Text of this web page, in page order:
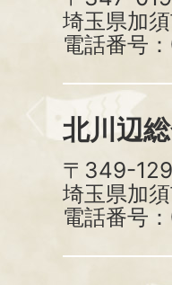
埼玉県加
電話番号
北川辺
〒349-
埼玉県加
電話番号